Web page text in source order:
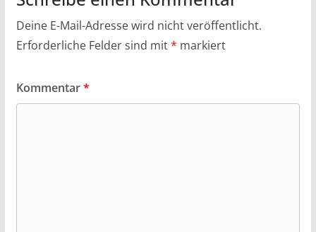
Deine E-Mail-Adresse wird nicht veröffentlicht.
Erforderliche Felder sind mit* markiert
Kommentar*